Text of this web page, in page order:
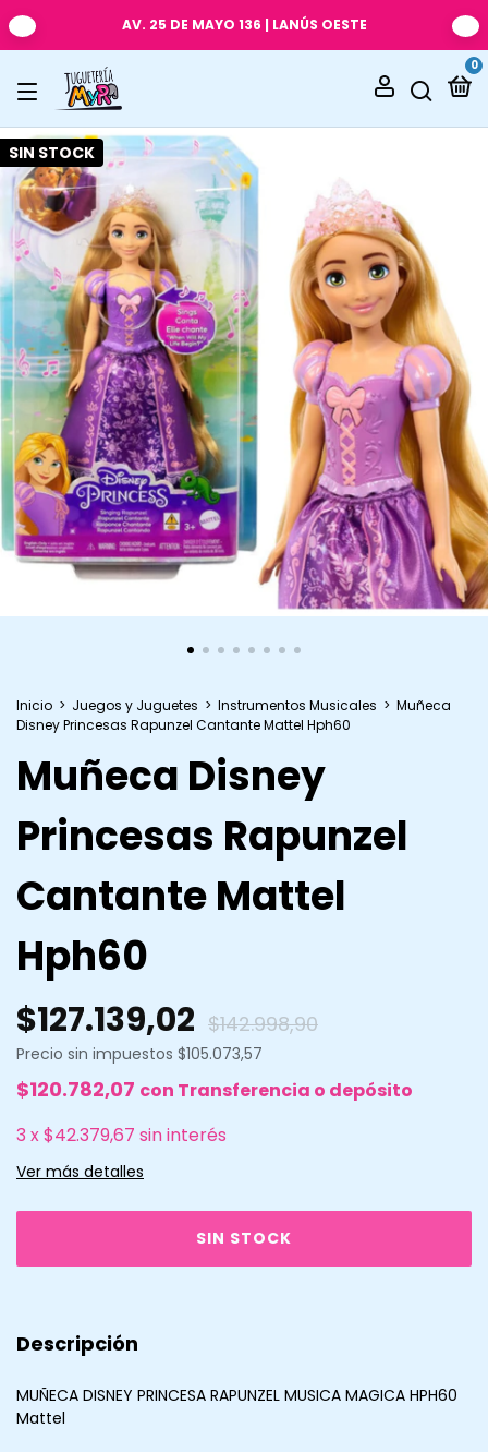
AV. 25 DE MAYO 136 | LANÚS OESTE
0
SIN STOCK
Inicio > Juegos y Juguetes > Instrumentos Musicales > Muñeca
Disney Princesas Rapunzel Cantante Mattel Hph60
Muñeca Disney
Princesas Rapunzel
Cantante Mattel
Hph60
$127.139,02 $142.998,90
Precio sin impuestos $105.073,57
$120.782,07 con Transferencia o depósito
3 x$42.379,67 sin interés
Ver más detalles
Descripción
MUÑECA DISNEY PRINCESA RAPUNZEL MUSICA MAGICA HPH60
Mattel